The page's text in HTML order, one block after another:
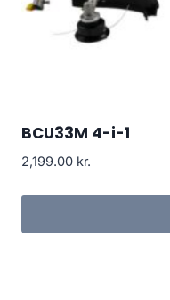
BCU33M 4-i-1
2,199.00 kr.